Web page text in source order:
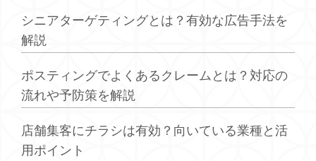
シニアターゲティングとは？有効な広告手法を
解説
ポスティングでよくあるクレームとは？対応の
流れや予防策を解説
店舗集客にチラシは有効？向いている業種と活
用ポイント